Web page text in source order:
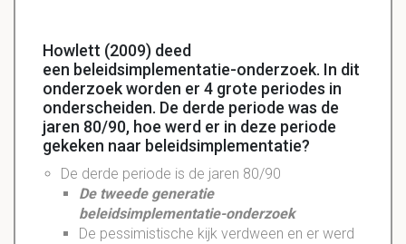
Howlett (2009) deed
een beleidsimplementatie-onderzoek. In dit
onderzoek worden er 4 grote periodes in
onderscheiden. De derde periode was de
jaren 80/90, hoe werd er in deze periode
gekeken naar beleidsimplementatie?
De derde periode is de jaren 80/90
De tweede generatie
beleidsimplementatie-onderzoek
De pessimistische kijk verdween en er werd